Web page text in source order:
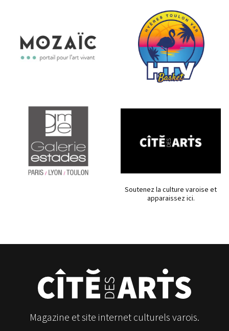
Soutenez la culture varoise et
apparaissez ici.
Magazine et site internet culturels varois.